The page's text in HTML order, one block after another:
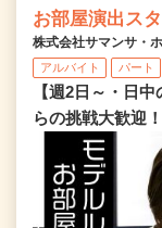
お部屋演出ス
株式会社サマンサ・
アルバイト パート
【週2日～・日
らの挑戦大歓迎